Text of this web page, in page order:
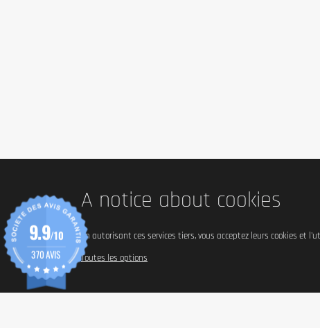
A notice about cookies
En autorisant ces services tiers, vous acceptez leurs cookies
Toutes les options
9.9/10
370 AVIS